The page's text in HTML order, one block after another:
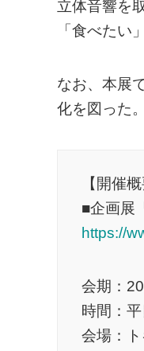
立体音響を
「食べたい
なお、本展
化を図った。
【開催概
■企画展
https://
会期：
時間：
会場：